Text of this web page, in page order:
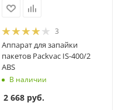
3
Аппарат для запайки
пакетов Packvac IS-400/2
ABS
В наличии
2 668 руб.